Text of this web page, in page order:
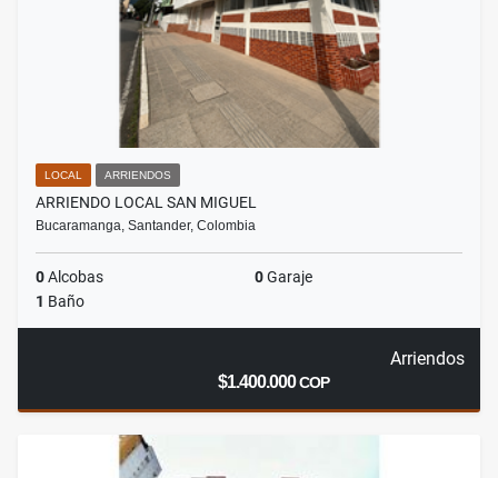
LOCAL ARRIENDOS
ARRIENDO LOCAL SAN MIGUEL
Bucaramanga, Santander, Colombia
0Alcobas 0Garaje
1 Baño
Arriendos
$1.400.000COP